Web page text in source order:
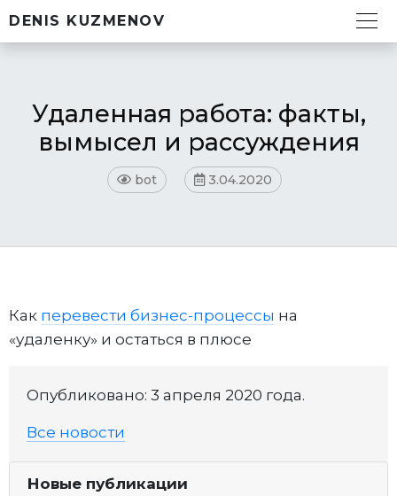
DENIS KUZMENOV
Удаленная работа: факты,
вымысел и рассуждения
bot 3.04.2020
Как перевести бизнес-процессы на
«удаленку» и остаться в плюсе
Опубликовано: 3 апреля 2020 года.
Все новости
Новые публикации